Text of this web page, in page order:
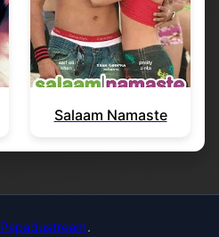
Salaam Namaste
Papadustream.